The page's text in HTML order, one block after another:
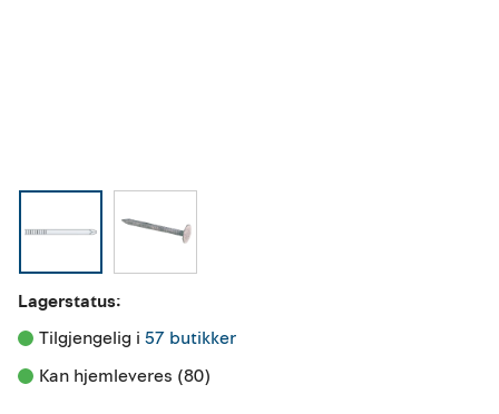
Lagerstatus:
Tilgjengelig i 57 butikker
Kan hjemleveres (80)